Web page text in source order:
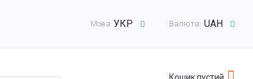
Валюта: UAH
Мова УКР